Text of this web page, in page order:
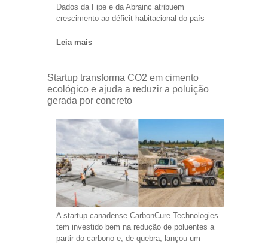
Dados da Fipe e da Abrainc atribuem
crescimento ao déficit habitacional do país
Leia mais
Startup transforma CO2 em cimento
ecológico e ajuda a reduzir a poluição
gerada por concreto
A startup canadense CarbonCure Technologies
tem investido bem na redução de poluentes a
partir do carbono e, de quebra, lançou um